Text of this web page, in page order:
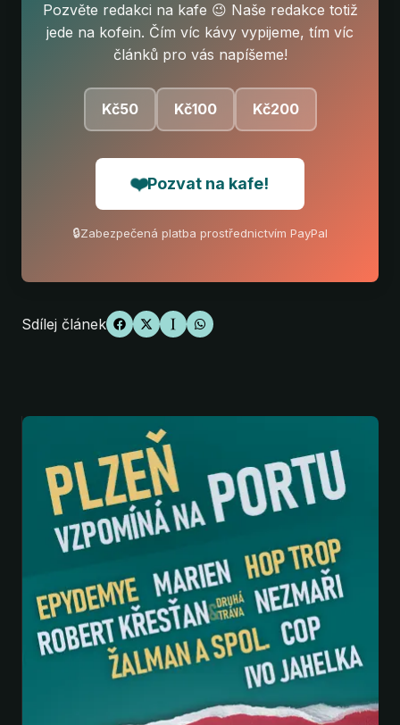
Pozvěte redakci na kafe 😉 Naše redakce totiž
jede na kofein. Čím víc kávy vypijeme, tím víc
článků pro vás napíšeme!
Kč50 Kč100 Kč200
❤️Pozvat na kafe!
🔒Zabezpečená platba prostřednictvím PayPal
Sdílej článek